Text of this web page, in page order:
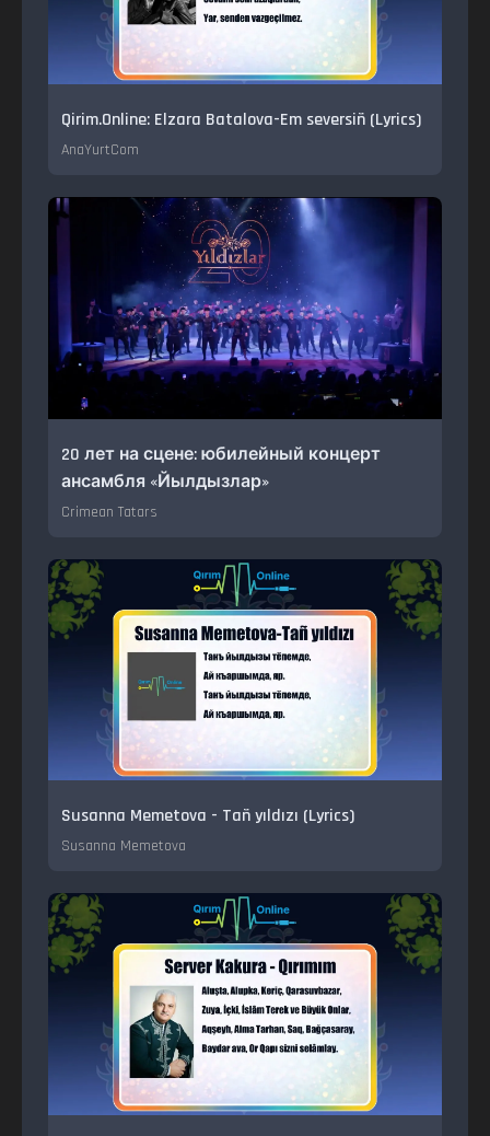
Qirim.Online: Elzara Batalova-Em seversiñ (Lyrics)
AnaYurtCom
20 лет на сцене: юбилейный концерт
ансамбля «Йылдызлар»
Crimean Tatars
Susanna Memetova - Tañ yıldızı (Lyrics)
Susanna Memetova